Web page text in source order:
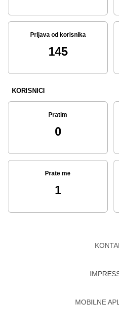
Prijava od korisnika
145
KORISNICI
Pratim
0
Prate me
1
MOBILNE